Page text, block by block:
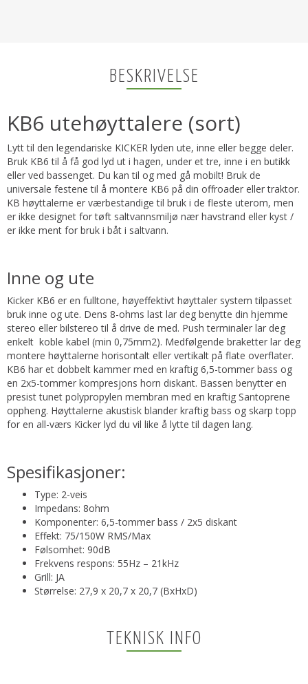
BESKRIVELSE
KB6 utehøyttalere (sort)
Lytt til den legendariske KICKER lyden ute, inne eller begge deler.
Bruk KB6 til å få god lyd ut i hagen, under et tre, inne i en butikk
eller ved bassenget. Du kan til og med gå mobilt! Bruk de
universale festene til å montere KB6 på din offroader eller traktor.
KB høyttalerne er værbestandige til bruk i de fleste uterom, men
er ikke designet for tøft saltvannsmiljø nær havstrand eller kyst /
er ikke ment for bruk i båt i saltvann.
Inne og ute
Kicker KB6 er en fulltone, høyeffektivt høyttaler system tilpasset
bruk inne og ute. Dens 8-ohms last lar deg benytte din hjemme
stereo eller bilstereo til å drive de med. Push terminaler lar deg
enkelt koble kabel (min 0,75mm2). Medfølgende braketter lar deg
montere høyttalerne horisontalt eller vertikalt på flate overflater.
KB6 har et dobbelt kammer med en kraftig 6,5-tommer bass og
en 2x5-tommer kompresjons horn diskant. Bassen benytter en
presist tunet polypropylen membran med en kraftig Santoprene
oppheng. Høyttalerne akustisk blander kraftig bass og skarp topp
for en all-værs Kicker lyd du vil like å lytte til dagen lang.
Spesifikasjoner:
Type: 2-veis
Impedans: 8ohm
Komponenter: 6,5-tommer bass / 2x5 diskant
Effekt: 75/150W RMS/Max
Følsomhet: 90dB
Frekvens respons: 55Hz – 21kHz
Grill: JA
Størrelse: 27,9 x 20,7 x 20,7 (BxHxD)
TEKNISK INFO